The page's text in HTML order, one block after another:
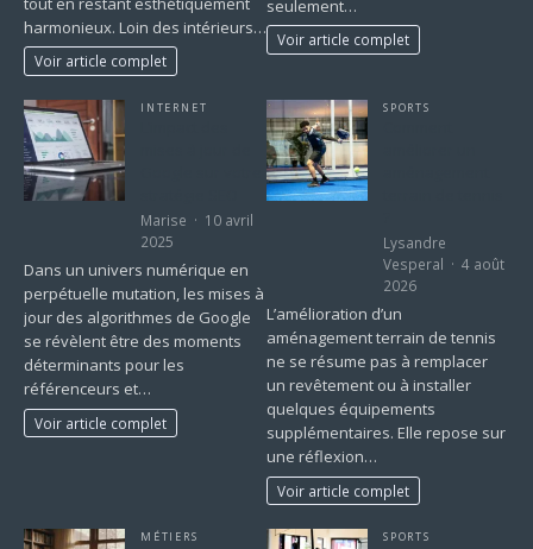
harmonieux. Loin des intérieurs…
Voir article complet
seulement…
Voir article complet
INTERNET
Marise
10 avril
2025
Dans un univers numérique en
perpétuelle mutation, les mises à
jour des algorithmes de Google
se révèlent être des moments
déterminants pour les
référenceurs et…
Voir article complet
SPORTS
Lysandre
Vesperal
4 août
2026
L’amélioration d’un
aménagement terrain de tennis
ne se résume pas à remplacer
un revêtement ou à installer
quelques équipements
supplémentaires. Elle repose sur
une réflexion…
Voir article complet
MÉTIERS SPORTS